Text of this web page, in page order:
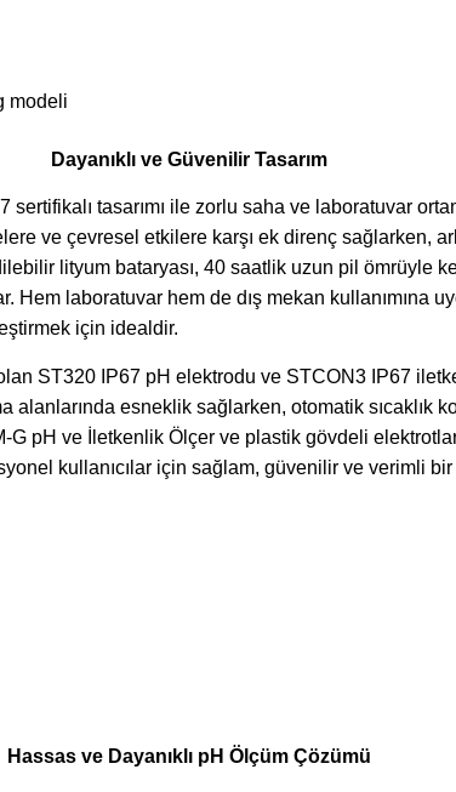
Dayanıklı ve Güvenilir Tasarım
sertifikalı tasarımı ile zorlu saha ve laboratuvar
ve çevresel etkilere karşı ek direnç sağlarken,
lityum bataryası, 40 saatlik uzun pil ömrüyle
Hem laboratuvar hem de dış mekan
için idealdir.
ST320 IP67 pH elektrodu ve STCON3 IP67
alanlarında esneklik sağlarken, otomatik
pH ve İletkenlik Ölçer ve plastik gövdeli
kullanıcılar için sağlam, güvenilir ve verimli
Hassas ve Dayanıklı pH Ölçüm Çözümü